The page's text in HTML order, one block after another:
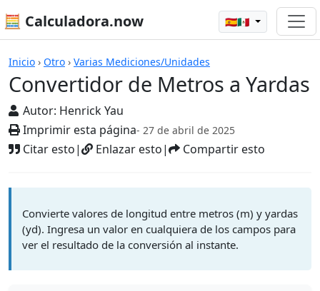
🧮 Calculadora.now 🇪🇸🇲🇽
Inicio › Otro › Varias Mediciones/Unidades
Convertidor de Metros a Yardas
Autor: Henrick Yau
Imprimir esta página- 27 de abril de 2025
Citar esto| Enlazar esto| Compartir esto
Calculadoras
Convierte valores de longitud entre metros (m) y yardas
(yd). Ingresa un valor en cualquiera de los campos para
ver el resultado de la conversión al instante.